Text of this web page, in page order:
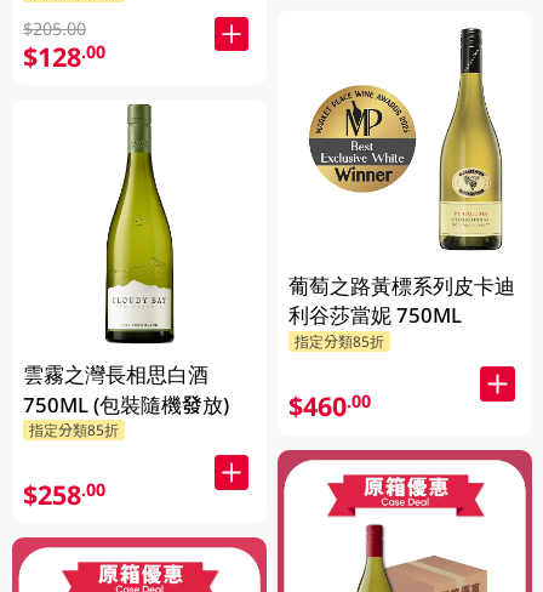
$205.00
$128.00
雲霧之灣長相思白酒
750ML (包裝隨機發放)
指定分類85折
$258.00
葡萄之路黃標系列皮卡迪
利谷莎當妮 750ML
指定分類85折
$460.00